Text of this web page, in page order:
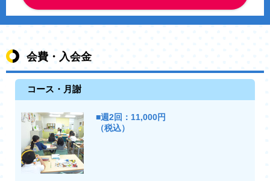
会費・入会金
コース・月謝
■週2回：11,000円
（税込）